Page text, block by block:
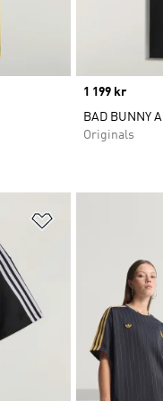
Price
1 199 kr
BAD BUNNY
Originals
Lägg till på